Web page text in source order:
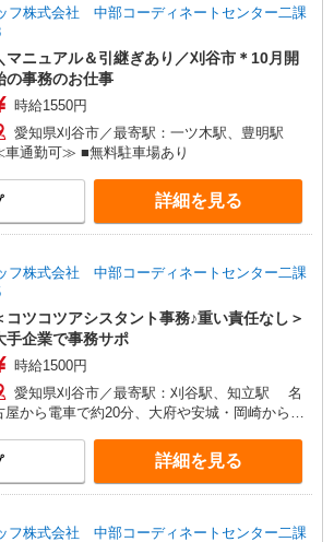
フ株式会社 中部コーディネートセンター二課
マニュアル＆引継ぎあり／刈谷市＊10月開
の事務のお仕事
時給1550円
愛知県刈谷市／最寄駅：一ツ木駅、豊明駅
通勤可≫ ■無料駐車場あり
詳細を見る
フ株式会社 中部コーディネートセンター二課
コツコツアシスタント事務♪重い責任なし＞
手企業で事務サポ
時給1500円
愛知県刈谷市／最寄駅：刈谷駅、知立駅 名
屋から電車で約20分、大府や安城・岡崎からも
民間駐車場を自己手配・自己負担にてお願いしま
詳細を見る
フ株式会社 中部コーディネートセンター二課